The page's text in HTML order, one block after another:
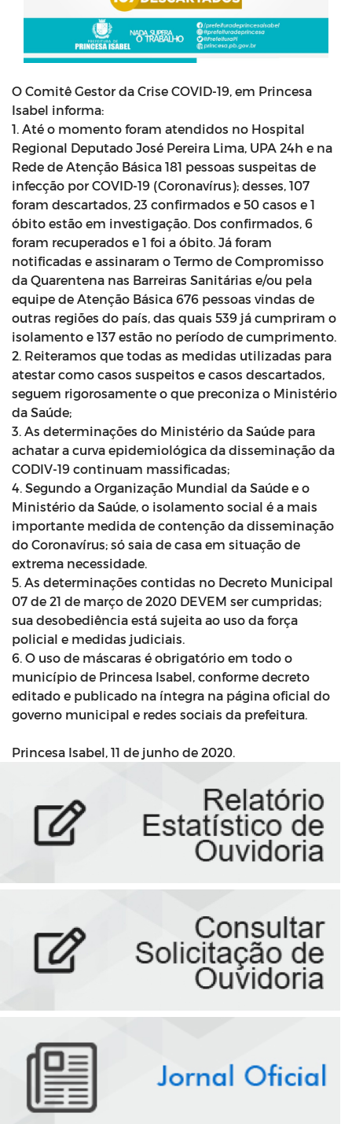
O Comitê Gestor da Crise COVID-19, em Princesa
Isabel informa:
1. Até o momento foram atendidos no Hospital
Regional Deputado José Pereira Lima, UPA 24h e na
Rede de Atenção Básica 181 pessoas suspeitas de
infecção por COVID-19 (Coronavírus); desses, 107
foram descartados, 23 confirmados e 50 casos e 1
óbito estão em investigação. Dos confirmados, 6
foram recuperados e 1 foi a óbito. Já foram
notificadas e assinaram o Termo de Compromisso
da Quarentena nas Barreiras Sanitárias e/ou pela
equipe de Atenção Básica 676 pessoas vindas de
outras regiões do país, das quais 539 já cumpriram o
isolamento e 137 estão no período de cumprimento.
2. Reiteramos que todas as medidas utilizadas para
atestar como casos suspeitos e casos descartados,
seguem rigorosamente o que preconiza o Ministério
da Saúde;
3. As determinações do Ministério da Saúde para
achatar a curva epidemiológica da disseminação da
CODIV-19 continuam massificadas;
4. Segundo a Organização Mundial da Saúde e o
Ministério da Saúde, o isolamento social é a mais
importante medida de contenção da disseminação
do Coronavírus; só saia de casa em situação de
extrema necessidade.
5. As determinações contidas no Decreto Municipal
07 de 21 de março de 2020 DEVEM ser cumpridas;
sua desobediência está sujeita ao uso da força
policial e medidas judiciais.
6. O uso de máscaras é obrigatório em todo o
município de Princesa Isabel, conforme decreto
editado e publicado na íntegra na página oficial do
governo municipal e redes sociais da prefeitura.
Princesa Isabel, 11 de junho de 2020.